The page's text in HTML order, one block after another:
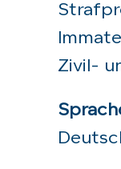
Zivil-